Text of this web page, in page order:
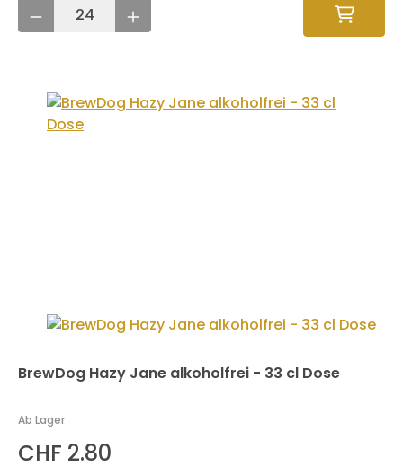
BrewDog Hazy Jane alkoholfrei - 33 cl Dose
Ab Lager
CHF 2.80